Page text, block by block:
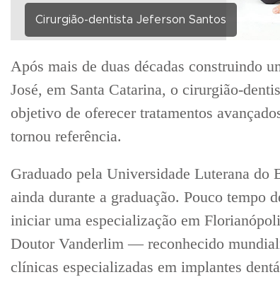
Cirurgião-dentista Jeferson Santos
Após mais de duas décadas construindo
José, em Santa Catarina, o cirurgião-
objetivo de oferecer tratamentos
tornou referência.
Graduado pela Universidade Luterana
ainda durante a graduação. Pouco tempo
iniciar uma especialização em
Doutor Vanderlim — reconhecido
clínicas especializadas em implantes